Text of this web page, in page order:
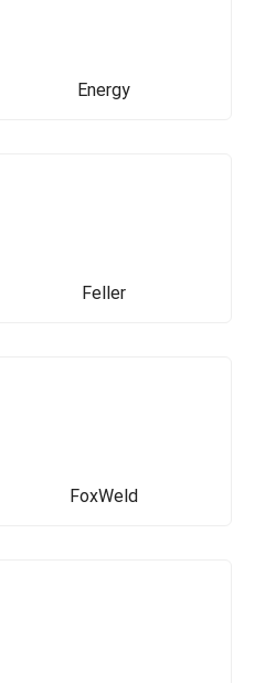
Energy
Feller
FoxWeld